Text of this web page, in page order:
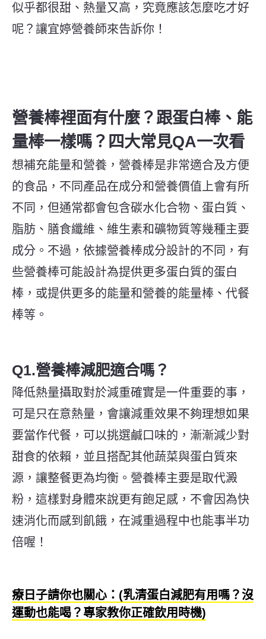
似乎都很甜、熱量又高，究竟應該怎麼吃才好
呢？讓宜婷營養師來告訴你！
營養棒裡面有什麼？跟蛋白棒、能
量棒一樣嗎？四大常見QA一次看
想補充能量和營養，營養棒是非常適合及方便
的食品，不同產品在成分和營養價值上會有所
不同，但通常都會包含碳水化合物、蛋白質、
脂肪、膳食纖維、維生素和礦物質等幾種主要
成分。不過，依據營養棒成分設計的不同，有
些營養棒可能設計為提供更多蛋白質的蛋白
棒，或提供更多的能量和營養的能量棒、代餐
棒等。
Q1.營養棒減肥適合嗎？
降低熱量攝取對於減重確實是一件重要的事，
可是只在意熱量，會讓減重效果不夠理想如果
要當作代餐，可以挑選鹹口味的，漸漸減少對
甜食的依賴，並且搭配其他蔬菜與蛋白質來
源，讓整餐更為均衡。營養棒主要是取代澱
粉，這樣對身體來說更有飽足感，不會因為快
速消化而感到飢餓，在減重過程中也能事半功
倍喔！
療日子請你也關心：(乳清蛋白減肥有用嗎？沒
運動也能喝？專家教你正確飲用時機)